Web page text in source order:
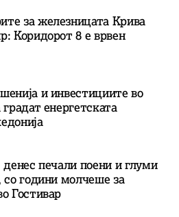
за железницата Крива
Коридорот 8 е врвен
и инвестициите во
енергетската
печали поени и глуми
со години молчеше за
Гостивар